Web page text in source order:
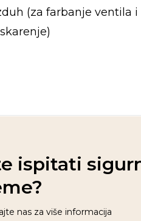
(za farbanje ventila i
ispitati
nas za više informacija